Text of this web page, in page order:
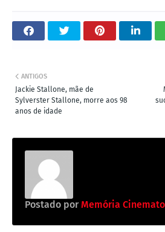
ANTIGOS
Jackie Stallone, mãe de
Sylverster Stallone, morre aos 98
anos de idade
Postado por Memória